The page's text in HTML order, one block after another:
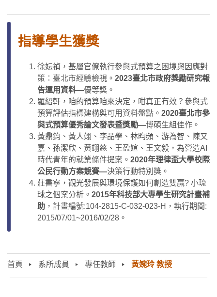
首頁 系所成員 專任教師 黃婉玲 教授
指導學生獲獎
徐妘禎，基層官僚執行參與式預算之困境與因應對
策：臺北市經驗檢視。 2023臺北市政府獎勵研究報
告運用資料—優等獎。
羅紹軒 ， 咱的預算咱來決定，咁真正有效？參與式
預算評估指標建構與可用資料盤點 。 2020臺北市參
與式預算優秀論文發表暨獎勵—博碩生組佳作。
黃鼎鈞、黃人翊、李品學、林昀頻、游為智、陳又
嘉、孫潔欣、黃翊慈、王盈媗、王文毅，為營造AI
時代青年的就業條件提案。 2020年理律盃大學校際
公民行動方案競賽—決策行動特別獎。
莊書寧，觀光發展與環境保護如何創造雙贏? 小琉
球之個案分析。 2015年科技部大專學生研究計畫補
助 ，計畫編號:104-2815-C-032-023-H，執行期間:
2015/07/01~2016/02/28。